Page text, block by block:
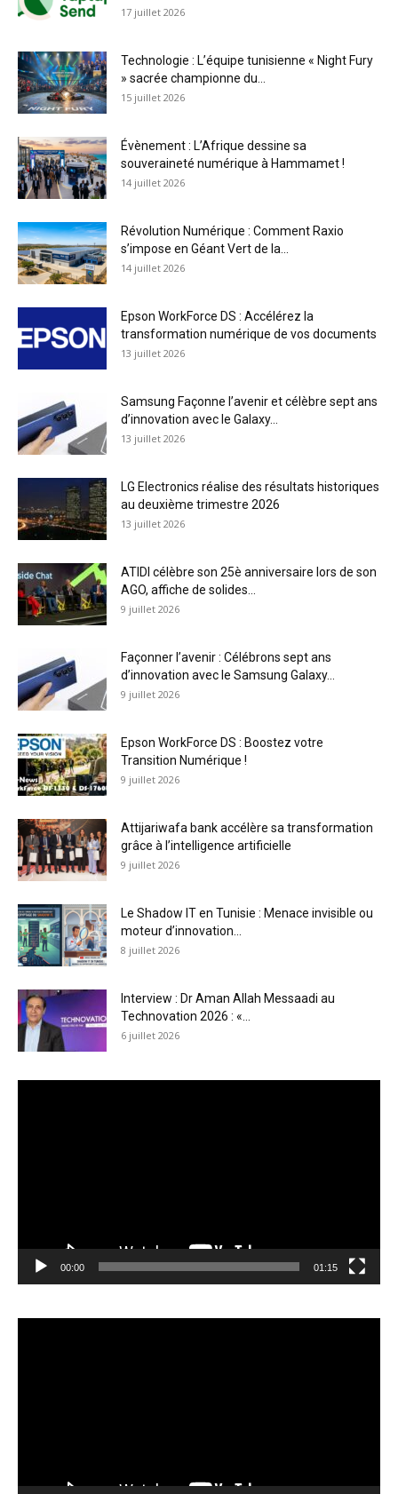
17 juillet 2026
Technologie : L’équipe tunisienne « Night Fury
» sacrée championne du...
15 juillet 2026
Évènement : L’Afrique dessine sa
souveraineté numérique à Hammamet !
14 juillet 2026
Révolution Numérique : Comment Raxio
s’impose en Géant Vert de la...
14 juillet 2026
Epson WorkForce DS : Accélérez la
transformation numérique de vos documents
13 juillet 2026
Samsung Façonne l’avenir et célèbre sept ans
d’innovation avec le Galaxy...
13 juillet 2026
LG Electronics réalise des résultats historiques
au deuxième trimestre 2026
13 juillet 2026
ATIDI célèbre son 25è anniversaire lors de son
AGO, affiche de solides...
9 juillet 2026
Façonner l’avenir : Célébrons sept ans
d’innovation avec le Samsung Galaxy...
9 juillet 2026
Epson WorkForce DS : Boostez votre
Transition Numérique !
9 juillet 2026
Attijariwafa bank accélère sa transformation
grâce à l’intelligence artificielle
9 juillet 2026
Le Shadow IT en Tunisie : Menace invisible ou
moteur d’innovation...
8 juillet 2026
Interview : Dr Aman Allah Messaadi au
Technovation 2026 : «...
6 juillet 2026
00:00 01:15